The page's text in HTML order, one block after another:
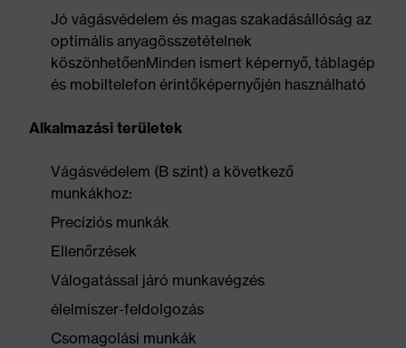
Jó vágásvédelem és magas szakadásállóság az
optimális anyagösszetételnek
köszönhetőenMinden ismert képernyő, táblagép
és mobiltelefon érintőképernyőjén használható
Alkalmazási területek
Vágásvédelem (B szint) a következő
munkákhoz:
Precíziós munkák
Ellenőrzések
Válogatással járó munkavégzés
élelmiszer-feldolgozás
Csomagolási munkák